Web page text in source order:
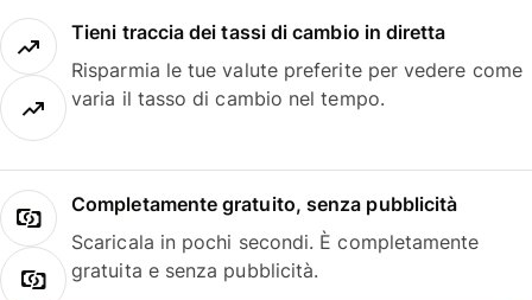
Tieni traccia dei tassi di cambio in diretta
Risparmia le tue valute preferite per vedere come
varia il tasso di cambio nel tempo.
Completamente gratuito, senza pubblicità
Scaricala in pochi secondi. È completamente
gratuita e senza pubblicità.